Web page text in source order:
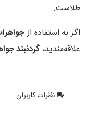
طلاست.
اگر به استفاده از
علاقه‌مندید،گردنبند
نظرات کاربران